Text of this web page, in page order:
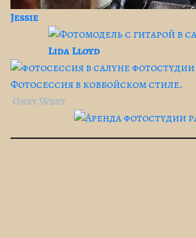
Jessie
Lida Lloyd
Oksy West